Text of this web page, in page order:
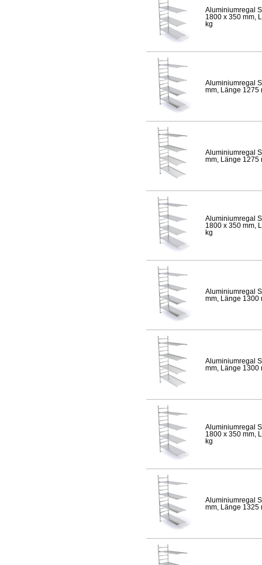
Aluminiumregal
1800 x 350 mm,
kg
Aluminiumregal
mm, Länge 1275
Aluminiumregal
mm, Länge 1275
Aluminiumregal
1800 x 350 mm,
kg
Aluminiumregal
mm, Länge 1300
Aluminiumregal
mm, Länge 1300
Aluminiumregal
1800 x 350 mm,
kg
Aluminiumregal
mm, Länge 1325